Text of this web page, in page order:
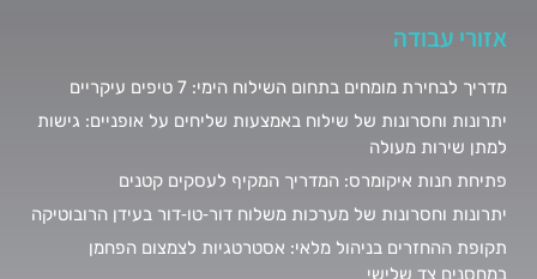
אזורי עבודה
מדריך לבחירת מומחים בתחום השילוח הימי: 7 טיפים עיקריים
יתרונות וחסרונות של שילוח באמצעות שליחים על אופניים: גישות
למתן שירות מעולה
פתיחת חנות איקומרס: המדריך המקיף לעסקים קטנים
יתרונות וחסרונות של מערכות משלוח דור‑טו‑דור בעידן הרובוטיקה
תקופת ההחזרים בניהול מלאי: אסטרטגיות לצמצום הפחמן
במחסנים צד שלישי